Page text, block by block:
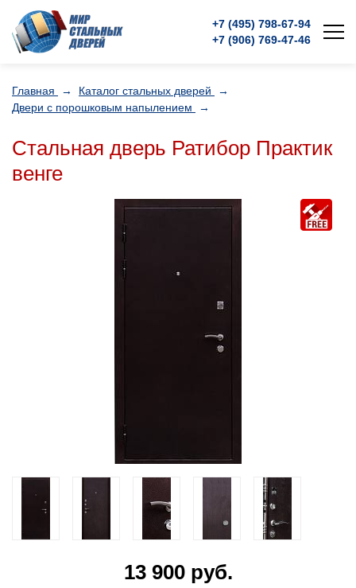
+7 (495) 798-67-94
+7 (906) 769-47-46
Главная → Каталог стальных дверей
→
Двери с порошковым напылением
→
Стальная дверь Ратибор Практик
венге
13 900 руб.